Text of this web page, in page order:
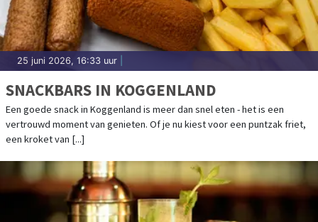
25 juni 2026, 16:33 uur
SNACKBARS IN KOGGENLAND
Een goede snack in Koggenland is meer dan snel eten - het is een
vertrouwd moment van genieten. Of je nu kiest voor een puntzak friet,
een kroket van [...]